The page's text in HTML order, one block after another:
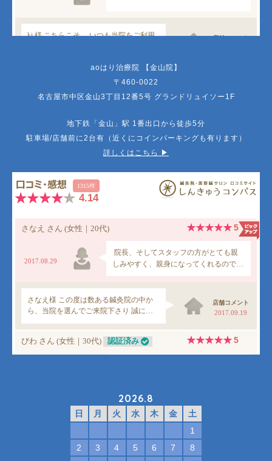
aoはり治療院 【金山院】
〒460-0022
名古屋市中区金山3丁目12番5号 グランドリュイソー1F
地下鉄「金山」駅 1番出口から徒歩5分
駐車場/店舗前に2台有（近くにコインパーキングも有ります）
詳しくはこちら ▶︎
2026.8
日 月 火 水 木 金
土
1
2
3 4 5 6 7
8